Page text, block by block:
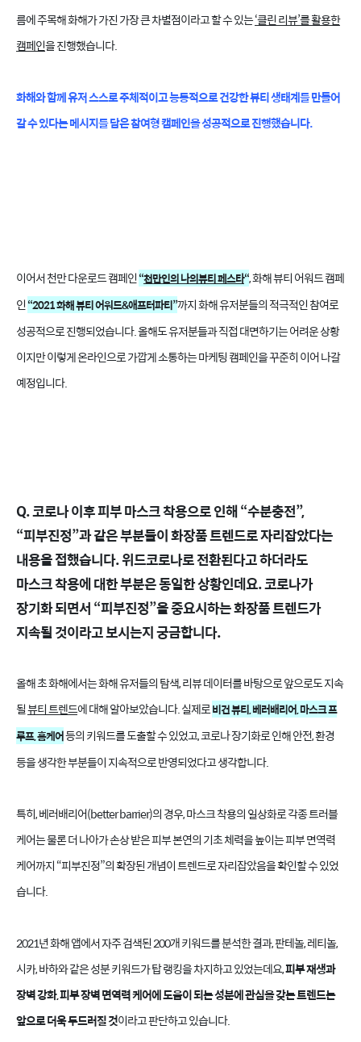
름에 주목해 화해가 가진 가장 큰 차별점이라고 할 수 있는‘클린 리뷰’를 활용한
캠페인을 진행했습니다.
화해와 함께 유저 스스로 주체적이고 능동적으로 건강한 뷰티 생태계를 만들어
갈 수 있다는 메시지를 담은 참여형 캠페인을 성공적으로 진행했습니다.
이어서 천만 다운로드 캠페인“천만인의 나의뷰티 페스타“, 화해 뷰티 어워드 캠페
인“2021 화해 뷰티 어워드&애프터파티”까지 화해 유저분들의 적극적인 참여로
성공적으로 진행되었습니다. 올해도 유저분들과 직접 대면하기는 어려운 상황
이지만 이렇게 온라인으로 가깝게 소통하는 마케팅 캠페인을 꾸준히 이어 나갈
예정입니다.
Q. 코로나 이후 피부 마스크 착용으로 인해 “수분충전”,
“피부진정”과 같은 부분들이 화장품 트렌드로 자리잡았다는
내용을 접했습니다. 위드코로나로 전환된다고 하더라도
마스크 착용에 대한 부분은 동일한 상황인데요. 코로나가
장기화 되면서 “피부진정”을 중요시하는 화장품 트렌드가
지속될 것이라고 보시는지 궁금합니다.
올해 초 화해에서는 화해 유저들의 탐색, 리뷰 데이터를 바탕으로 앞으로도 지속
될뷰티 트렌드에 대해 알아보았습니다. 실제로비건 뷰티, 베러배리어, 마스크 프
루프, 홈케어등의 키워드를 도출할 수 있었고, 코로나 장기화로 인해 안전, 환경
등을 생각한 부분들이 지속적으로 반영되었다고 생각합니다.
특히, 베러배리어(better barrier)의 경우, 마스크 착용의 일상화로 각종 트러블
케어는 물론 더 나아가 손상 받은 피부 본연의 기초 체력을 높이는 피부 면역력
케어까지 “피부진정”의 확장된 개념이 트렌드로 자리잡았음을 확인할 수 있었
습니다.
2021년 화해 앱에서 자주 검색된 200개 키워드를 분석한 결과, 판테놀, 레티놀,
시카, 바하와 같은 성분 키워드가 탑 랭킹을 차지하고 있었는데요,피부 재생과
장벽 강화, 피부 장벽 면역력 케어에 도움이 되는 성분에 관심을 갖는 트렌드는
앞으로 더욱 두드러질 것이라고 판단하고 있습니다.